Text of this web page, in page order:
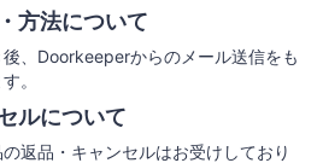
方法について
、Doorkeeperからのメール送信をも
。
ルについて
返品・キャンセルはお受けしており